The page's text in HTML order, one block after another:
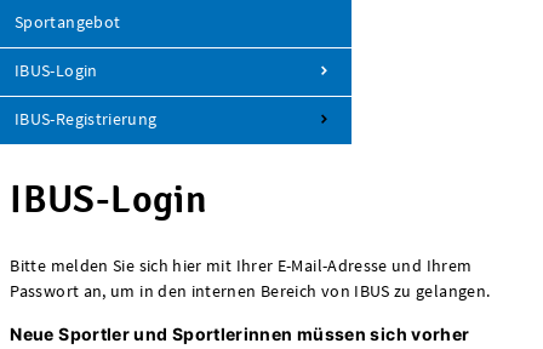
Sportangebot
IBUS-Login
IBUS-Registrierung
IBUS-Login
Bitte melden Sie sich hier mit Ihrer E-Mail-Adresse und Ihrem
Passwort an, um in den internen Bereich von IBUS zu gelangen.
Neue Sportler und Sportlerinnen müssen sich vorher